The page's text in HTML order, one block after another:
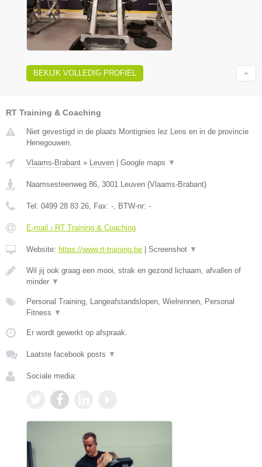
BEKIJK VOLLEDIG PROFIEL
RT Training & Coaching
Niet gevestigd in de plaats Montignies lez Lens en in de provincie
Henegouwen.
Vlaams-Brabant » Leuven Google maps ▼
Naamsesteenweg 86, 3001 Leuven (Vlaams-Brabant)
Tel: 0499 28 83 26, Fax: -, BTW-nr: -
E-mail › RT Training & Coaching
Website: https://www.rt-training.be Screenshot ▼
Wil jij ook graag een mooi, strak en gezond lichaam, afvallen of
minder ▼
Personal Training, Langeafstandslopen, Wielrennen, Personal
Fitness ▼
Er wordt gewerkt op afspraak.
Laatste facebook posts ▼
Sociale media: